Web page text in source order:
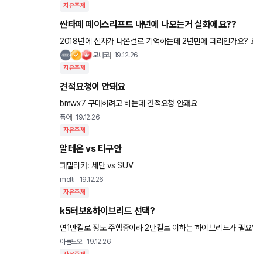
자유주제
싼타페 페이스리프트 내년에 나오는거 실화에요??
2018년에 신차가 나온걸로 기억하는데 2년만에 페리인가요?
모나코 19.12.26
자유주제
견적요청이 안돼요
bmwx7 구매하려고 하는데 견적요청 안돼요
풍어 19.12.26
자유주제
알테온 vs 티구안
패밀리카: 세단 vs SUV
molti 19.12.26
자유주제
k5터보&하이브리드 선택?
연1만킬로 정도 주행중이라 2만킬로 이하는 하이브리드가 필
내구성이나 중고차 시세 생각하면 결정이 쉽지 않네요 많은 의
아놀드오 19.12.26